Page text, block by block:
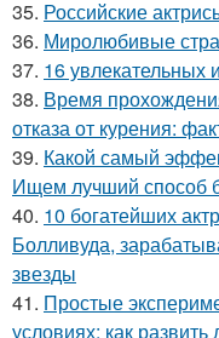
35. Российские
36. Миролюбивые
37. 16 увлекательных
38. Время
отказа от курения:
39. Какой самый
Ищем лучший способ
40. 10 богатейших
Болливуда,
звезды
41. Простые
условиях: как